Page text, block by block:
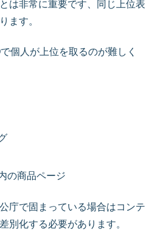
は非常に重要です、同じ上位表
ます。
個人が上位を取るのが難しく
の商品ページ
庁で固まっている場合はコンテ
別化する必要があります。